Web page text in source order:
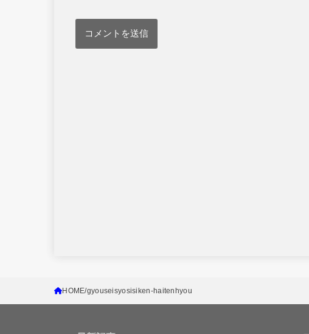
HOME gyouseisyosisiken-haitenhyou